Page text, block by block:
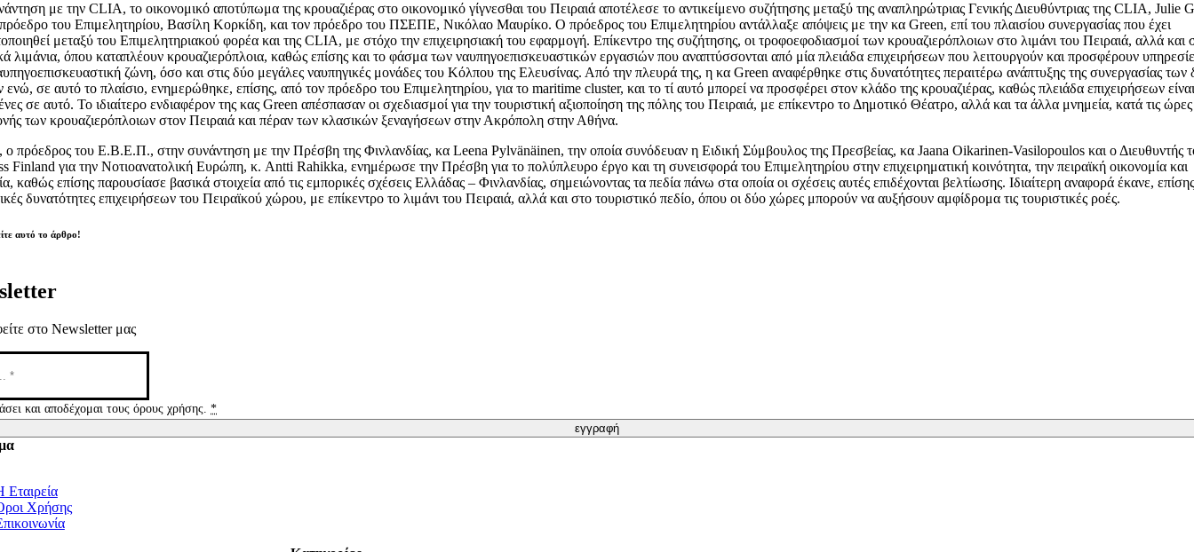
με την CLIA, το οικονομικό αποτύπωμα της κρουαζιέρας στο οικονομικό γίγνεσθαι του Πειραιά αποτέλεσε το αντικείμενο συζήτησης μεταξύ της αναπληρώτριας Γενικής Διευθύντριας της CLIA, Julie
του Επιμελητηρίου, Βασίλη Κορκίδη, και τον πρόεδρο του ΠΣΕΠΕ, Νικόλαο Μαυρίκο. Ο πρόεδρος του Επιμελητηρίου αντάλλαξε απόψεις με την κα Green, επί του πλαισίου συνεργασίας που έχει
μεταξύ του Επιμελητηριακού φορέα και της CLIA, με στόχο την επιχειρησιακή του εφαρμογή. Επίκεντρο της συζήτησης, οι τροφοεφοδιασμοί των κρουαζιερόπλοιων στο λιμάνι του Πειραιά, αλλά και
λιμάνια, όπου καταπλέουν κρουαζιερόπλοια, καθώς επίσης και το φάσμα των ναυπηγοεπισκευαστικών εργασιών που αναπτύσσονται από μία πλειάδα επιχειρήσεων που λειτουργούν και προσφέρουν
ζώνη, όσο και στις δύο μεγάλες ναυπηγικές μονάδες του Κόλπου της Ελευσίνας. Από την πλευρά της, η κα Green αναφέρθηκε στις δυνατότητες περαιτέρω ανάπτυξης της συνεργασίας των
σε αυτό το πλαίσιο, ενημερώθηκε, επίσης, από τον πρόεδρο του Επιμελητηρίου, για το maritime cluster, και το τί αυτό μπορεί να προσφέρει στον κλάδο της κρουαζιέρας, καθώς πλειάδα επιχειρήσεων είναι
σε αυτό. Το ιδιαίτερο ενδιαφέρον της κας Green απέσπασαν οι σχεδιασμοί για την τουριστική αξιοποίηση της πόλης του Πειραιά, με επίκεντρο το Δημοτικό Θέατρο, αλλά και τα άλλα μνημεία, κατά τις ώρες
των κρουαζιερόπλοιων στον Πειραιά και πέραν των κλασικών ξεναγήσεων στην Ακρόπολη στην Αθήνα.
ο πρόεδρος του Ε.Β.Ε.Π., στην συνάντηση με την Πρέσβη της Φινλανδίας, κα Leena Pylvänäinen, την οποία συνόδευαν η Ειδική Σύμβουλος της Πρεσβείας, κα Jaana Oikarinen-Vasilopoulos και ο Διευθυντής
Finland για την Νοτιοανατολική Ευρώπη, κ. Antti Rahikka, ενημέρωσε την Πρέσβη για το πολύπλευρο έργο και τη συνεισφορά του Επιμελητηρίου στην επιχειρηματική κοινότητα, την πειραϊκή οικονομία και
καθώς επίσης παρουσίασε βασικά στοιχεία από τις εμπορικές σχέσεις Ελλάδας – Φινλανδίας, σημειώνοντας τα πεδία πάνω στα οποία οι σχέσεις αυτές επιδέχονται βελτίωσης. Ιδιαίτερη αναφορά έκανε,
δυνατότητες επιχειρήσεων του Πειραϊκού χώρου, με επίκεντρο το λιμάνι του Πειραιά, αλλά και στο τουριστικό πεδίο, όπου οι δύο χώρες μπορούν να αυξήσουν αμφίδρομα τις τουριστικές ροές.
αυτό το άρθρο!
στο Newsletter μας
και αποδέχομαι τους όρους χρήσης.*
εγγραφή
Εταιρεία
Χρήσης